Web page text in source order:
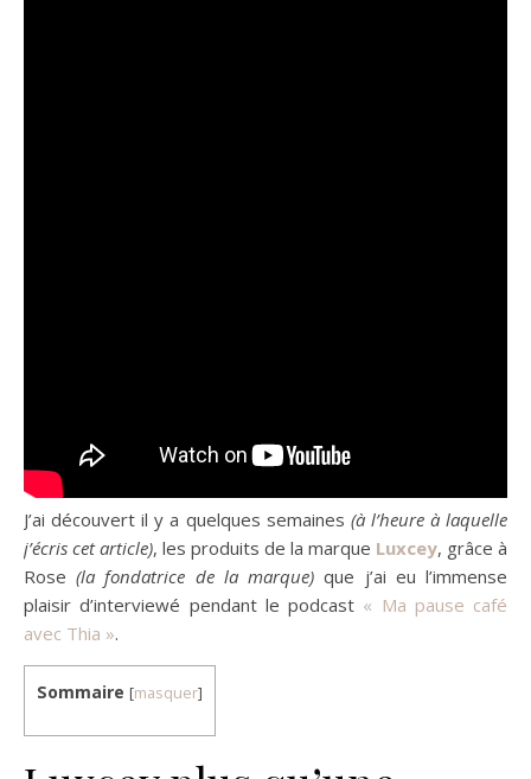
J’ai découvert il y a quelques semaines (à l’heure à laquelle
j’écris cet article), les produits de la marque Luxcey, grâce à
Rose(la fondatrice de la marque) que j’ai eu l’immense
plaisir d’interviewé pendant le podcast « Ma pause café
avec Thia ».
Sommaire [masquer]